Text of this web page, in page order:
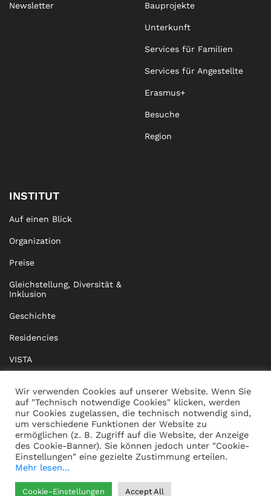
Newsletter Bauprojekte
Unterkunft
Services für Familien
Services für Angestellte
Erasmus+
Besuche
Region
INSTITUT
Auf einen Blick
Organization
Preise
Gleichstellung, Diversität &
Inklusion
Geschichte
Residencies
VISTA
BRIDGE Network
Dokumente
KONTAKT IMPRESSUM
Wir verwenden Cookies auf unserer Website. Wenn Sie
auf "Technisch notwendige Cookies" klicken, werden
nur Cookies zugelassen, die technisch notwendig sind,
um verschiedene Funktionen der Website zu
ermöglichen (z. B. Zugriff auf die Website, der Anzeige
des Cookie-Banner). Sie können jedoch unter "Cookie-
Einstellungen" eine gezielte Zustimmung erteilen.
Mehr lesen...
Cookie-Einstellungen Accept All